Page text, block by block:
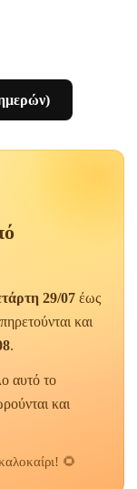
29/07 έως
και
.
αυτό το
και
🌻